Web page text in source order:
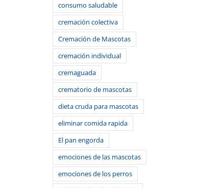
consumo saludable
cremación colectiva
Cremación de Mascotas
cremación individual
cremaguada
crematorio de mascotas
dieta cruda para mascotas
eliminar comida rapida
El pan engorda
emociones de las mascotas
emociones de los perros